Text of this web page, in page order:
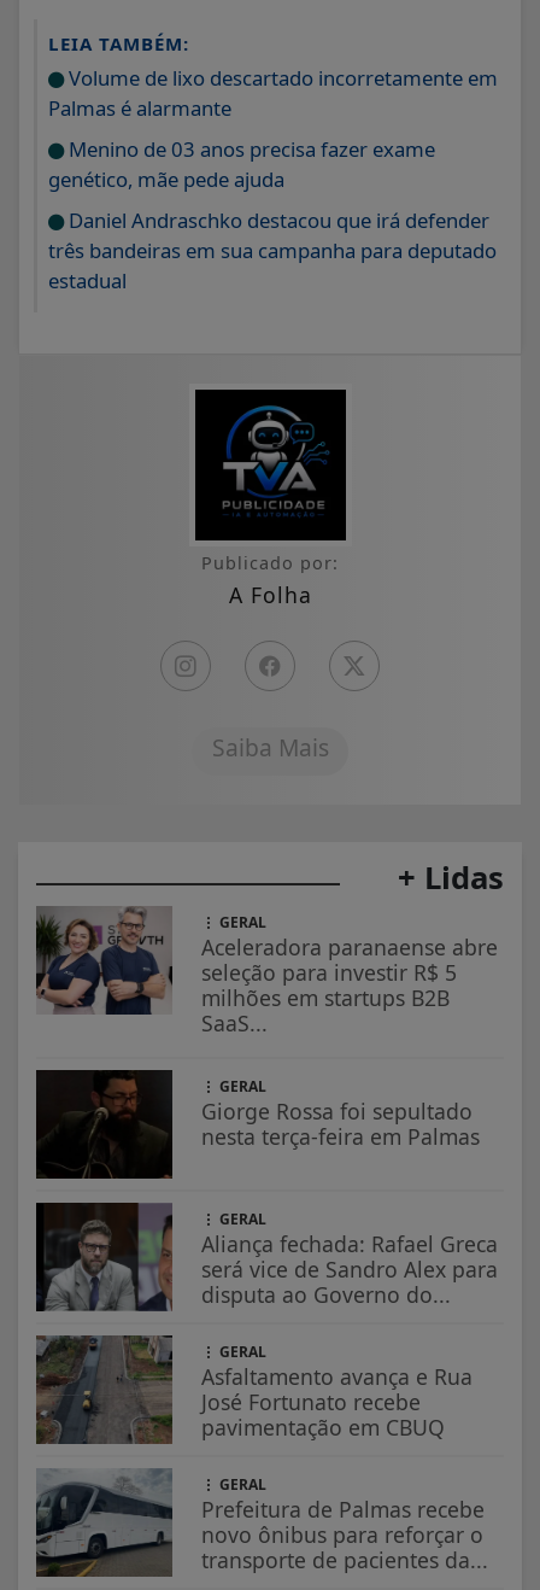
LEIA TAMBÉM:
Volume de lixo descartado incorretamente em
Palmas é alarmante
Menino de 03 anos precisa fazer exame
genético, mãe pede ajuda
Daniel Andraschko destacou que irá defender
três bandeiras em sua campanha para deputado
estadual
Publicado por:
A Folha
Saiba Mais
+ Lidas
GERAL
Aceleradora paranaense abre
seleção para investir R$ 5
milhões em startups B2B
SaaS...
GERAL
Giorge Rossa foi sepultado
nesta terça-feira em Palmas
GERAL
Aliança fechada: Rafael Greca
será vice de Sandro Alex para
disputa ao Governo do...
GERAL
Asfaltamento avança e Rua
José Fortunato recebe
pavimentação em CBUQ
GERAL
Prefeitura de Palmas recebe
novo ônibus para reforçar o
transporte de pacientes da...